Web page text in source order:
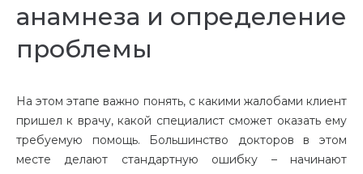
анамнеза и определение
проблемы
На этом этапе важно понять, с какими жалобами клиент
пришел к врачу, какой специалист сможет оказать ему
требуемую помощь. Большинство докторов в этом
месте делают стандартную ошибку – начинают